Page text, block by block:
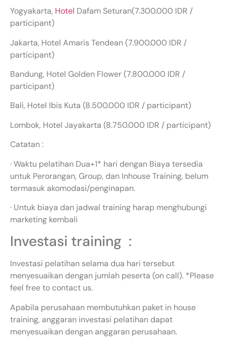
Yogyakarta, Hotel Dafam Seturan(7.300.000 IDR /
participant)
Jakarta, Hotel Amaris Tendean (7.900.000 IDR /
participant)
Bandung, Hotel Golden Flower (7.800.000 IDR /
participant)
Bali, Hotel Ibis Kuta (8.500.000 IDR / participant)
Lombok, Hotel Jayakarta (8.750.000 IDR / participant)
Catatan :
· Waktu pelatihan Dua+1* hari dengan Biaya tersedia
untuk Perorangan, Group, dan Inhouse Training, belum
termasuk akomodasi/penginapan.
· Untuk biaya dan jadwal training harap menghubungi
marketing kembali
Investasi training :
Investasi pelatihan selama dua hari tersebut
menyesuaikan dengan jumlah peserta (on call). *Please
feel free to contact us.
Apabila perusahaan membutuhkan paket in house
training, anggaran investasi pelatihan dapat
menyesuaikan dengan anggaran perusahaan.